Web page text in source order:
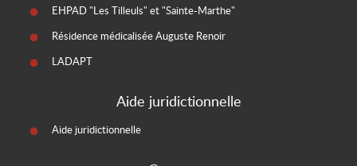
EHPAD "Les Tilleuls" et "Sainte-Marthe"
Résidence médicalisée Auguste Renoir
LADAPT
Aide juridictionnelle
Aide juridictionnelle